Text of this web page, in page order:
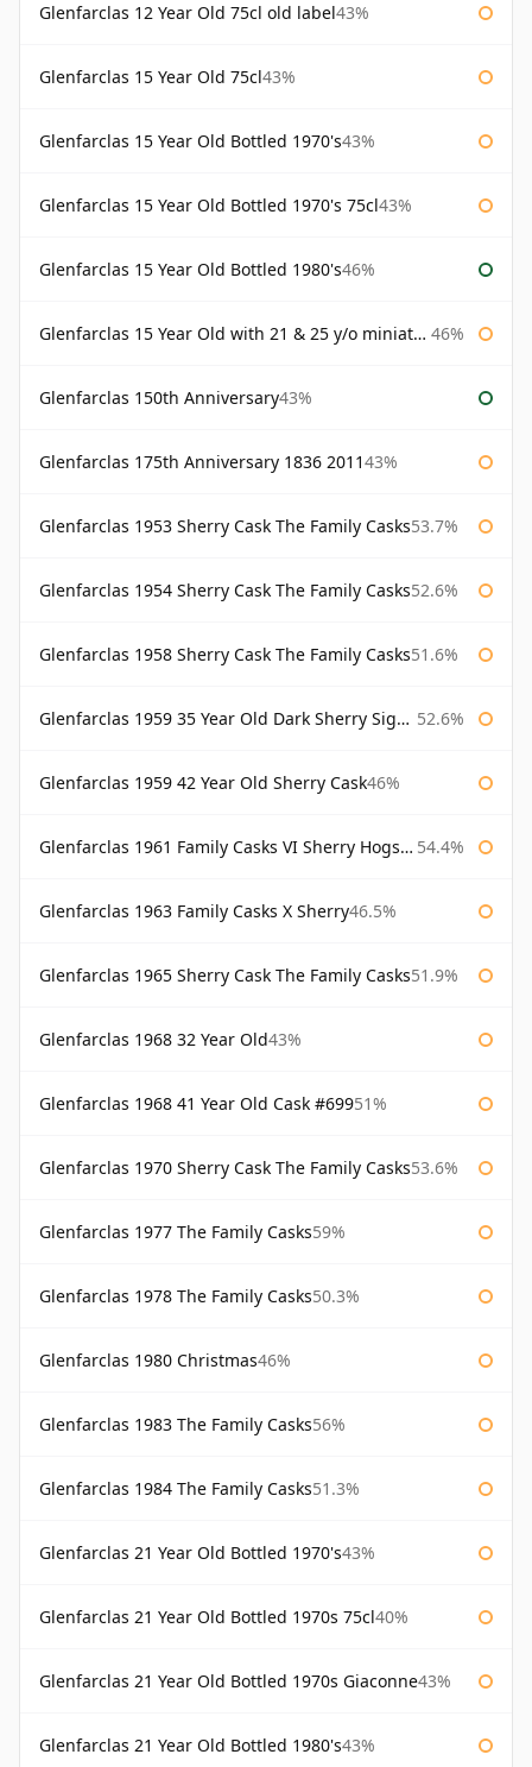
Glenfarclas 12 Year Old 75cl old label43%
Glenfarclas 15 Year Old 75cl43%
Glenfarclas 15 Year Old Bottled 1970's43%
Glenfarclas 15 Year Old Bottled 1970's 75cl43%
Glenfarclas 15 Year Old Bottled 1980's46%
Glenfarclas 15 Year Old with 21 & 25 y/o miniatures 46%
Glenfarclas 150th Anniversary43%
Glenfarclas 175th Anniversary 1836 201143%
Glenfarclas 1953 Sherry Cask The Family Casks53.7%
Glenfarclas 1954 Sherry Cask The Family Casks52.6%
Glenfarclas 1958 Sherry Cask The Family Casks51.6%
Glenfarclas 1959 35 Year Old Dark Sherry Signatory 52.6%
Glenfarclas 1959 42 Year Old Sherry Cask46%
Glenfarclas 1961 Family Casks VI Sherry Hogshead #1326 54.4%
Glenfarclas 1963 Family Casks X Sherry46.5%
Glenfarclas 1965 Sherry Cask The Family Casks51.9%
Glenfarclas 1968 32 Year Old43%
Glenfarclas 1968 41 Year Old Cask #69951%
Glenfarclas 1970 Sherry Cask The Family Casks53.6%
Glenfarclas 1977 The Family Casks59%
Glenfarclas 1978 The Family Casks50.3%
Glenfarclas 1980 Christmas46%
Glenfarclas 1983 The Family Casks56%
Glenfarclas 1984 The Family Casks51.3%
Glenfarclas 21 Year Old Bottled 1970's43%
Glenfarclas 21 Year Old Bottled 1970s 75cl40%
Glenfarclas 21 Year Old Bottled 1970s Giaconne43%
Glenfarclas 21 Year Old Bottled 1980's43%